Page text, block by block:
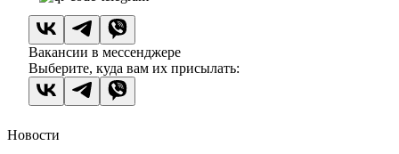
Вакансии в мессенджере
Выберите, куда вам их присылать:
Новости